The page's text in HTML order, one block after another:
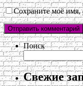
Сохраните моё имя,
Поиск
Свежие